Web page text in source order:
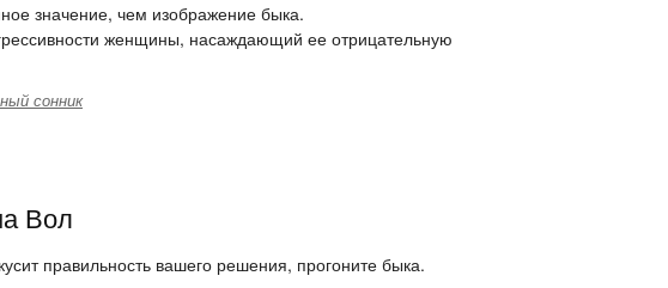
значение, чем изображение быка.
женщины, насаждающий ее отрицательную
сонник
Вол
правильность вашего решения, прогоните быка.